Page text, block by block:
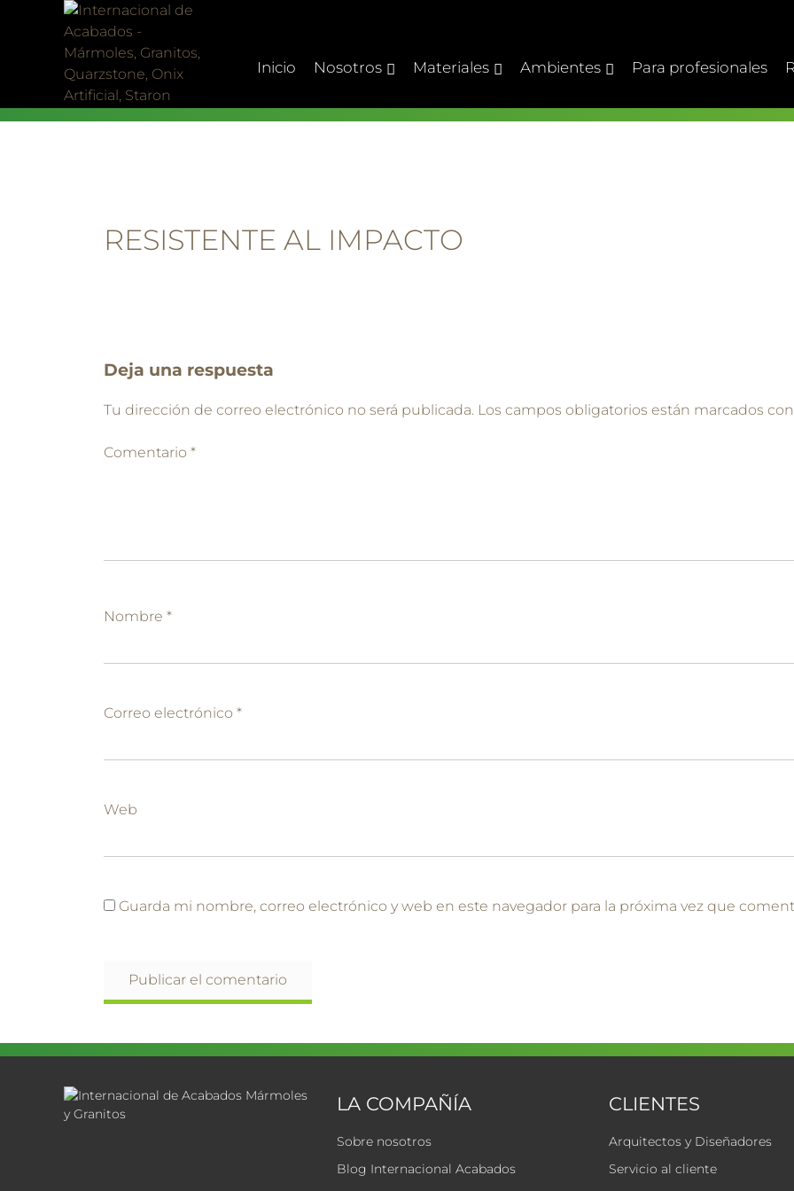
Inicio Nosotros Materiales Ambientes Para profesionales
RESISTENTE AL IMPACTO
Deja una respuesta
Tu dirección de correo electrónico no será publicada. Los campos obligatorios están marcados
Comentario *
Nombre *
Correo electrónico *
Web
Guarda mi nombre, correo electrónico y web en este navegador para la próxima vez que
LA COMPAÑÍA
Sobre nosotros
Blog Internacional Acabados
CLIENTES
Arquitectos y Diseñadores
Servicio al cliente